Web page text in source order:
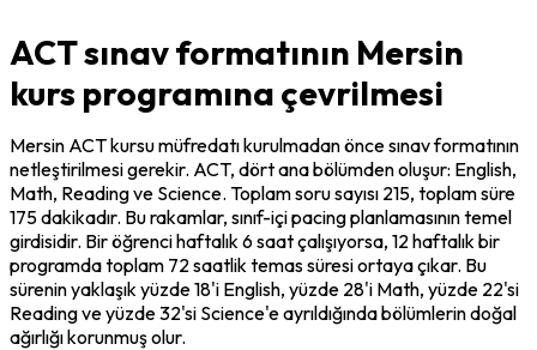
ACT sınav formatının Mersin
kurs programına çevrilmesi
Mersin ACT kursu müfredatı kurulmadan önce sınav formatının
netleştirilmesi gerekir. ACT, dört ana bölümden oluşur: English,
Math, Reading ve Science. Toplam soru sayısı 215, toplam süre
175 dakikadır. Bu rakamlar, sınıf-içi pacing planlamasının temel
girdisidir. Bir öğrenci haftalık 6 saat çalışıyorsa, 12 haftalık bir
programda toplam 72 saatlik temas süresi ortaya çıkar. Bu
sürenin yaklaşık yüzde 18'i English, yüzde 28'i Math, yüzde 22'si
Reading ve yüzde 32'si Science'e ayrıldığında bölümlerin doğal
ağırlığı korunmuş olur.